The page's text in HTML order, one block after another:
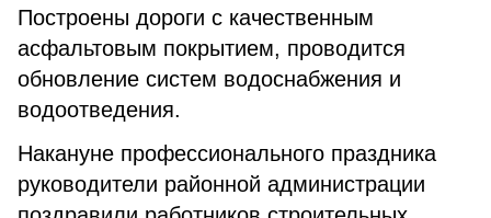
Построены дороги с качественным
асфальтовым покрытием, проводится
обновление систем водоснабжения и
водоотведения.
Накануне профессионального праздника
руководители районной администрации